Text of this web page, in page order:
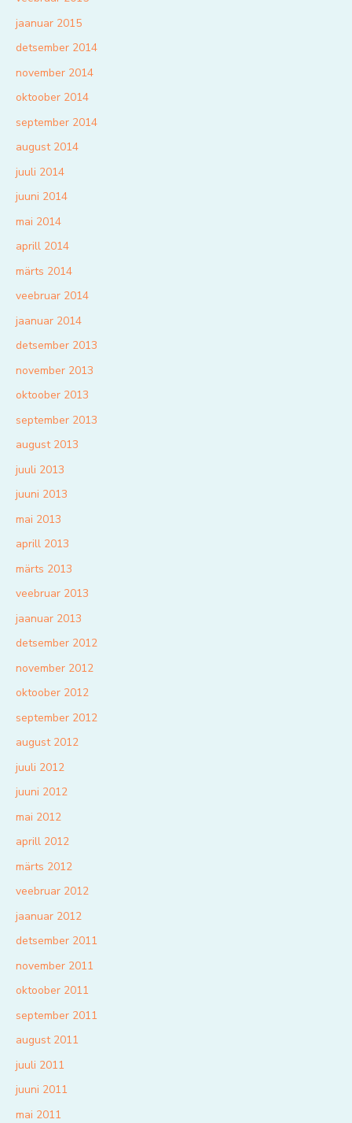
jaanuar 2015
detsember 2014
november 2014
oktoober 2014
september 2014
august 2014
juuli 2014
juuni 2014
mai 2014
aprill 2014
märts 2014
veebruar 2014
jaanuar 2014
detsember 2013
november 2013
oktoober 2013
september 2013
august 2013
juuli 2013
juuni 2013
mai 2013
aprill 2013
märts 2013
veebruar 2013
jaanuar 2013
detsember 2012
november 2012
oktoober 2012
september 2012
august 2012
juuli 2012
juuni 2012
mai 2012
aprill 2012
märts 2012
veebruar 2012
jaanuar 2012
detsember 2011
november 2011
oktoober 2011
september 2011
august 2011
juuli 2011
juuni 2011
mai 2011